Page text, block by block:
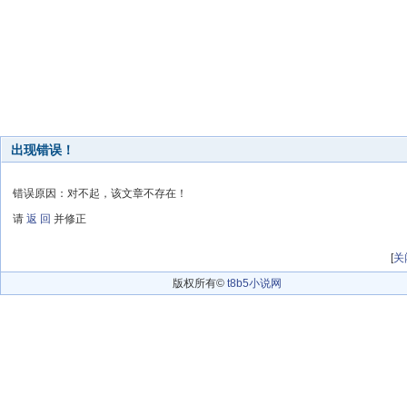
出现错误！
错误原因：对不起，该文章不存在！
请 返 回 并修正
[关
版权所有© t8b5小说网